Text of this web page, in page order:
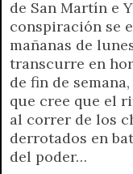
de San Martín e
conspiración se
mañanas de
transcurre en
de fin de
que cree que el
al correr de los
derrotados en
del poder…